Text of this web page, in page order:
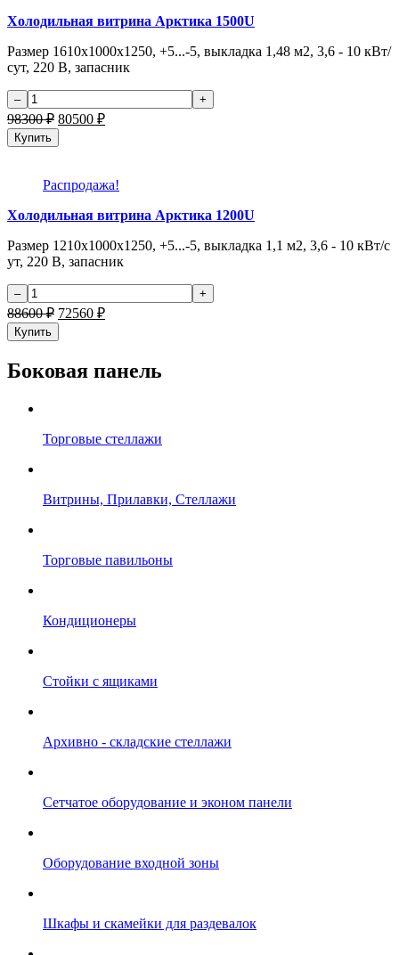
Холодильная витрина Арктика 1500U
Размер 1610x1000x1250, +5...-5, выкладка 1,48 м2, 3,6 - 10 кВт/
сут, 220 В, запасник
98300₽ 80500 ₽
Купить
Распродажа!
Холодильная витрина Арктика 1200U
Размер 1210x1000x1250, +5...-5, выкладка 1,1 м2, 3,6 - 10 кВт/с
ут, 220 В, запасник
88600₽ 72560 ₽
Купить
Боковая панель
Торговые стеллажи
Витрины, Прилавки, Стеллажи
Торговые павильоны
Кондиционеры
Стойки с ящиками
Архивно - складские стеллажи
Сетчатое оборудование и эконом панели
Оборудование входной зоны
Шкафы и скамейки для раздевалок